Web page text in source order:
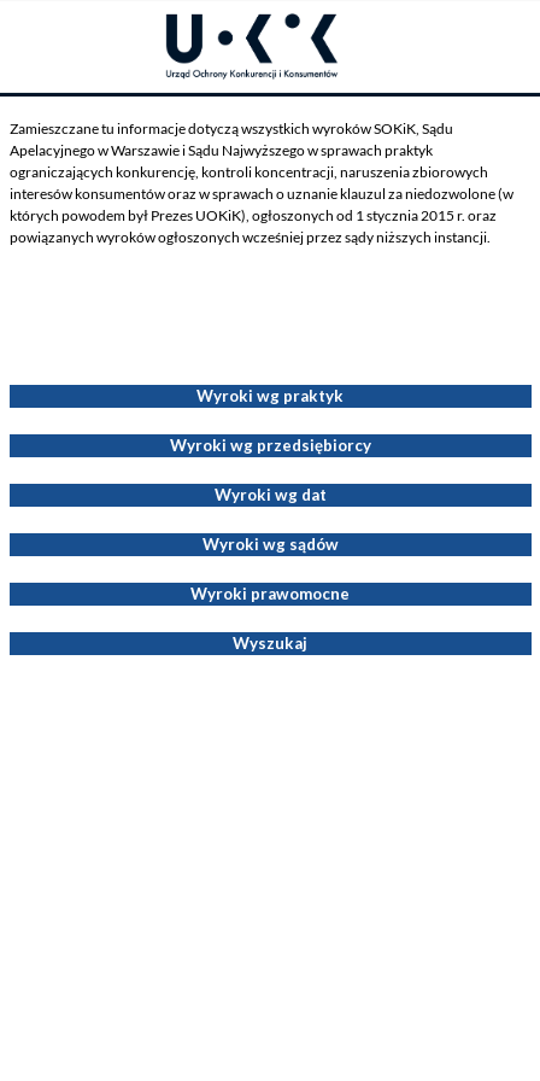
Zamieszczane tu informacje dotyczą wszystkich wyroków SOKiK, Sądu
Apelacyjnego w Warszawie i Sądu Najwyższego w sprawach praktyk
ograniczających konkurencję, kontroli koncentracji, naruszenia zbiorowych
interesów konsumentów oraz w sprawach o uznanie klauzul za niedozwolone (w
których powodem był Prezes UOKiK), ogłoszonych od 1 stycznia 2015 r. oraz
powiązanych wyroków ogłoszonych wcześniej przez sądy niższych instancji.
Wyroki wg praktyk
Wyroki wg przedsiębiorcy
Wyroki wg dat
Wyroki wg sądów
Wyroki prawomocne
Wyszukaj